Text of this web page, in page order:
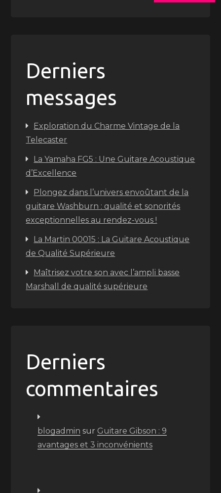
Derniers
messages
Exploration du Charme Vintage de la
Telecaster
La Yamaha FG5 : Une Guitare Acoustique
d’Excellence
Plongez dans l’univers envoûtant de la
guitare Washburn : qualité et sonorités
exceptionnelles au rendez-vous !
La Martin 00015 : La Guitare Acoustique
de Qualité Supérieure
Maîtrisez votre son avec l’ampli basse
Marshall de qualité supérieure
Derniers
commentaires
blogadmin sur Guitare Gibson : 9
avantages et 3 inconvénients